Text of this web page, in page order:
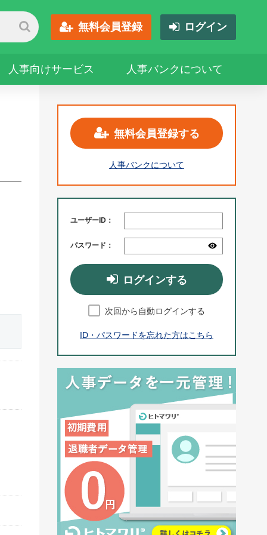
無料会員登録 ログイン
人事向けサービス 人事バンクについて
無料会員登録する
人事バンクについて
ユーザーID：
パスワード：
ログインする
次回から自動ログインする
ID・パスワードを忘れた方はこちら